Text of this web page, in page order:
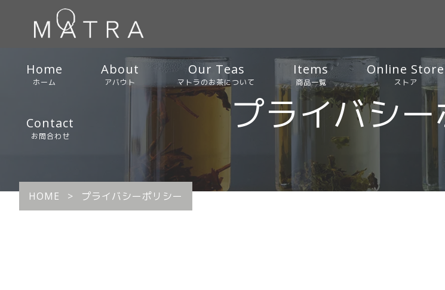
Home
ホーム
About
アバウト
Our Teas
マトラのお茶について
Items
商品一覧
Online Store
ストア
Contact
お問合わせ
プライバシ
HOME > プライバシーポリシー